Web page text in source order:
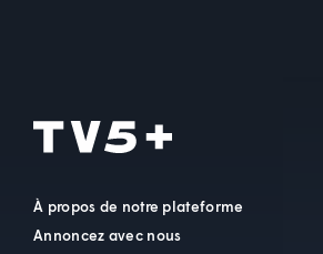
À propos de notre plateforme
Annoncez avec nous